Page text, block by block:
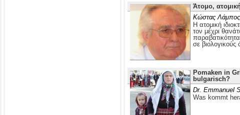
Άτομο,
Κώστας Λάμπος
Η ατομική
τον μέχρι
σε βιολογικούς
Pomaken in
bulgarisch?
Dr. Emmanuel
Was kommt